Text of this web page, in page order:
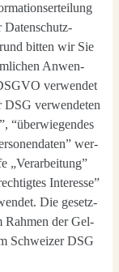
Daten­schutz­
bit­ten wir Sie
Anwen­
ver­wen­det
DSG ver­wen­de­ten
“über­wie­gen­des
wer­
„Ver­ar­bei­tung”
Inter­es­se”
Die gesetz­
Rah­men der Gel­
Schwei­zer DSG